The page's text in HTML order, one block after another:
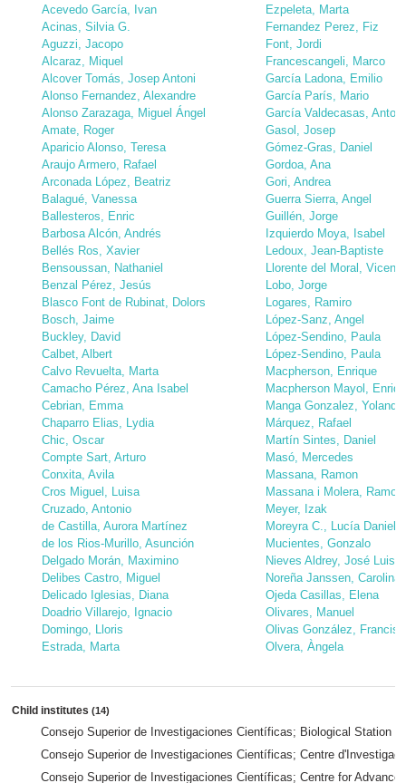
Acevedo García, Ivan
Acinas, Silvia G.
Aguzzi, Jacopo
Alcaraz, Miquel
Alcover Tomás, Josep Antoni
Alonso Fernandez, Alexandre
Alonso Zarazaga, Miguel Ángel
Amate, Roger
Aparicio Alonso, Teresa
Araujo Armero, Rafael
Arconada López, Beatriz
Balagué, Vanessa
Ballesteros, Enric
Barbosa Alcón, Andrés
Bellés Ros, Xavier
Bensoussan, Nathaniel
Benzal Pérez, Jesús
Blasco Font de Rubinat, Dolors
Bosch, Jaime
Buckley, David
Calbet, Albert
Calvo Revuelta, Marta
Camacho Pérez, Ana Isabel
Cebrian, Emma
Chaparro Elias, Lydia
Chic, Oscar
Compte Sart, Arturo
Conxita, Avila
Cros Miguel, Luisa
Cruzado, Antonio
de Castilla, Aurora Martínez
de los Rios-Murillo, Asunción
Delgado Morán, Maximino
Delibes Castro, Miguel
Delicado Iglesias, Diana
Doadrio Villarejo, Ignacio
Domingo, Lloris
Estrada, Marta
Ezpeleta, Marta
Fernandez Perez, Fiz
Font, Jordi
Francescangeli, Marco
García Ladona, Emilio
García París, Mario
García Valdecasas,
Gasol, Josep
Gómez-Gras, Daniel
Gordoa, Ana
Gori, Andrea
Guerra Sierra, Angel
Guillén, Jorge
Izquierdo Moya, Isabel
Ledoux, Jean-Baptiste
Llorente del Moral, Vicenta
Lobo, Jorge
Logares, Ramiro
López-Sanz, Angel
López-Sendino, Paula
López-Sendino, Paula
Macpherson, Enrique
Macpherson Mayol,
Manga Gonzalez, Yolanda
Márquez, Rafael
Martín Sintes, Daniel
Masó, Mercedes
Massana, Ramon
Massana i Molera, Ramon
Meyer, Izak
Moreyra C., Lucía Daniela
Mucientes, Gonzalo
Nieves Aldrey, José Luis
Noreña Janssen, Carolina
Ojeda Casillas, Elena
Olivares, Manuel
Olivas González,
Olvera, Àngela
Child institutes (14)
Consejo Superior de Investigaciones Científicas; Biological Station
Consejo Superior de Investigaciones Científicas; Centre
Consejo Superior de Investigaciones Científicas; Centre for